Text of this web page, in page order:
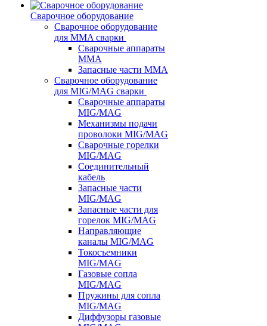
Сварочное оборудование
Сварочное оборудование
для MMA сварки
Сварочные аппараты
MMA
Запасные части MMA
Сварочное оборудование
для MIG/MAG сварки
Сварочные аппараты
MIG/MAG
Механизмы подачи
проволоки MIG/MAG
Сварочные горелки
MIG/MAG
Соединительный
кабель
Запасные части
MIG/MAG
Запасные части для
горелок MIG/MAG
Направляющие
каналы MIG/MAG
Токосъемники
MIG/MAG
Газовые сопла
MIG/MAG
Пружины для сопла
MIG/MAG
Диффузоры газовые